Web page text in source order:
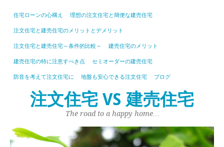
住宅ローンの心構え 理想の注文住宅と簡便な建売住宅
注文住宅と建売住宅のメリットとデメリット
注文住宅と建売住宅～条件的比較～ 建売住宅のメリット
建売住宅の特に注意すべき点 セミオーダーの建売住宅
防音を考えて注文住宅に 地盤も安心できる注文住宅 ブログ
注文住宅 VS 建売住宅
The road to a happy home…